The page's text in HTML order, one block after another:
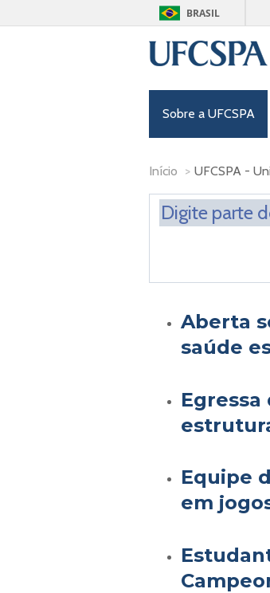
BRASIL
Sobre a UFCSPA
Início > UFCSPA -
Aberta
saúde
Egressa
Equipe
em